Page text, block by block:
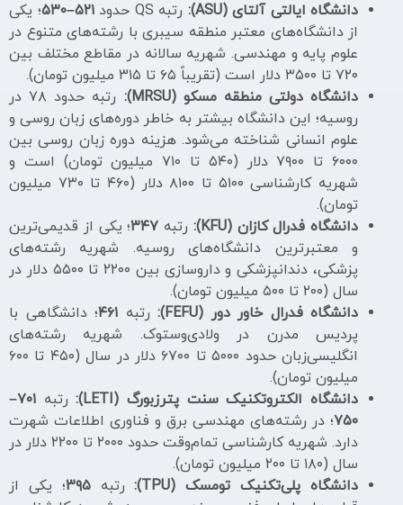
دانشگاه ایالتی آلتای (ASU):
رتبه QS حدود ۵۲۱–۵۳۰
؛ یکی
از دانشگاه‌های معتبر منطقه سیبری با رشته‌های متنوع در
علوم پایه و مهندسی. شهریه سالانه در مقاطع مختلف بین
۷۲۰ تا ۳۵۰۰ دلار است (تقریباً ۶۵ تا ۳۱۵ میلیون تومان).
دانشگاه دولتی منطقه مسکو (MRSU):
رتبه حدود ۷۸ در
روسیه؛ این دانشگاه بیشتر به خاطر دوره‌های زبان روسی و
علوم انسانی شناخته می‌شود. هزینه دوره زبان روسی بین
۶۰۰۰ تا ۷۹۰۰ دلار (۵۴۰ تا ۷۱۰ میلیون تومان) است و
شهریه کارشناسی ۵۱۰۰ تا ۸۱۰۰ دلار (۴۶۰ تا ۷۳۰ میلیون
تومان).
دانشگاه فدرال کازان (KFU):
رتبه ۳۴۷؛ یکی از قدیمی‌ترین
و معتبرترین دانشگاه‌های روسیه. شهریه رشته‌های
پزشکی، دندانپزشکی و داروسازی بین ۲۲۰۰ تا ۵۵۰۰ دلار در
سال (۲۰۰ تا ۵۰۰ میلیون تومان).
دانشگاه فدرال خاور دور (FEFU):
رتبه ۴۶۱؛ دانشگاهی با
پردیس مدرن در ولادی‌وستوک. شهریه رشته‌های
انگلیسی‌زبان حدود ۵۰۰۰ تا ۶۷۰۰ دلار در سال (۴۵۰ تا ۶۰۰
میلیون تومان).
دانشگاه الکتروتکنیک سنت پترزبورگ (LETI):
رتبه
۷۰۱–
۷۵۰؛ در رشته‌های مهندسی برق و فناوری اطلاعات شهرت
دارد. شهریه کارشناسی تمام‌وقت حدود ۲۰۰۰ تا ۲۲۰۰ دلار در
سال (۱۸۰ تا ۲۰۰ میلیون تومان).
دانشگاه پلی‌تکنیک تومسک (TPU):
رتبه۳۹۵؛ یکی از